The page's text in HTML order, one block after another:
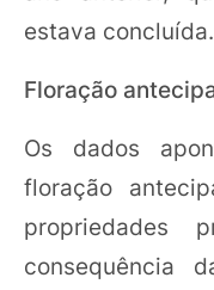
estava concluída.
Floração
Os dados
floração
propriedades
consequência